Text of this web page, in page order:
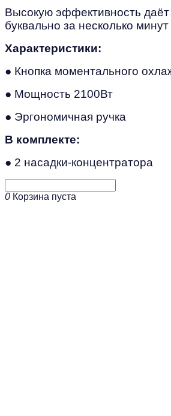
Высокую эффективность
буквально за несколько
Характеристики:
● Кнопка моментального
● Мощность 2100Вт
● Эргономичная ручка
В комплекте:
● 2 насадки-концентратора
0 Корзина пуста